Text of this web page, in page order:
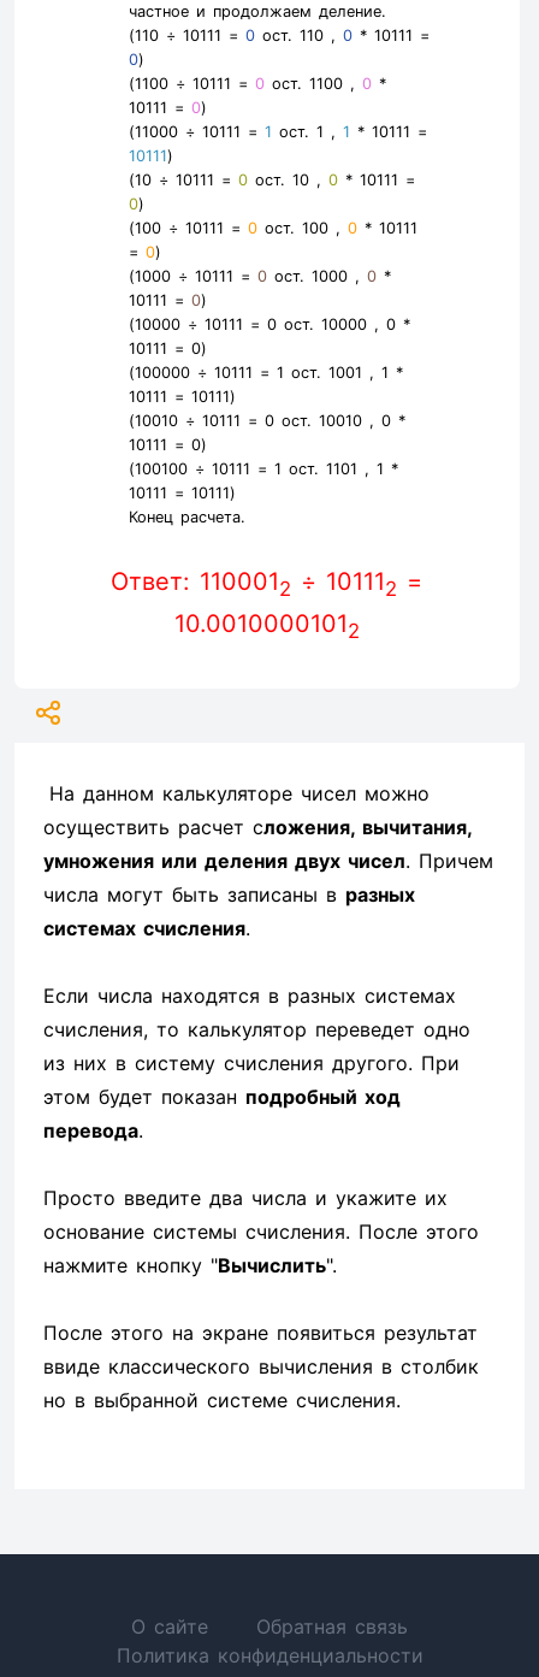
частное и продолжаем деление.
(110 ÷ 10111 = 0ост. 110 , 0* 10111 =
0)
(1100 ÷ 10111 = 0ост. 1100 , 0*
10111 = 0)
(11000 ÷ 10111 = 1 ост. 1 , 1 * 10111 =
10111)
(10 ÷ 10111 = 0ост. 10 , 0* 10111 =
0)
(100 ÷ 10111 = 0ост. 100 , 0* 10111
= 0)
(1000 ÷ 10111 = 0ост. 1000 , 0*
10111 = 0)
(10000 ÷ 10111 = 0ост. 10000 , 0*
10111 = 0)
(100000 ÷ 10111 = 1 ост. 1001 , 1 *
10111 = 10111)
(10010 ÷ 10111 = 0ост. 10010 , 0*
10111 = 0)
(100100 ÷ 10111 = 1 ост. 1101 , 1 *
10111 = 10111)
Конец расчета.
Ответ: 1100012 ÷ 101112 =
10.00100001012
На данном калькуляторе чисел можно
осуществить расчет сложения, вычитания,
умножения или деления двух чисел. Причем
числа могут быть записаны в разных
системах счисления.
Если числа находятся в разных системах
счисления, то калькулятор переведет одно
из них в систему счисления другого. При
этом будет показан подробный ход
перевода.
Просто введите два числа и укажите их
основание системы счисления. После этого
нажмите кнопку "Вычислить".
После этого на экране появиться результат
ввиде классического вычисления в столбик
но в выбранной системе счисления.
О сайте
Обратная связь
Политика конфиденциальности